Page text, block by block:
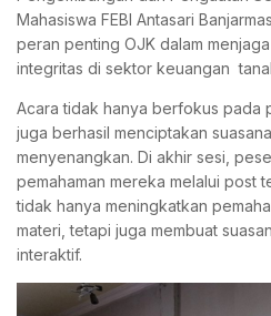
Mahasiswa FEBI Antasari
peran penting OJK dalam
integritas di sektor keuangan
Acara tidak hanya berfokus pada
juga berhasil menciptakan
menyenangkan. Di akhir sesi,
pemahaman mereka melalui post
tidak hanya meningkatkan
materi, tetapi juga membuat
interaktif.